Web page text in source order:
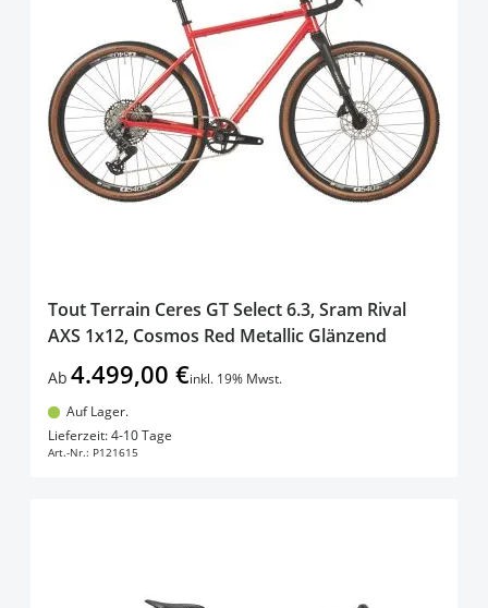
Tout Terrain Ceres GT Select 6.3, Sram Rival
AXS 1x12, Cosmos Red Metallic Glänzend
Ab 4.499,00 €inkl. 19% Mwst.
Auf Lager.
Lieferzeit: 4-10 Tage
Art.-Nr.: P121615